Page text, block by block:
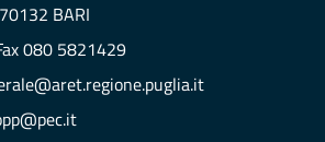
BARI
080 5821429